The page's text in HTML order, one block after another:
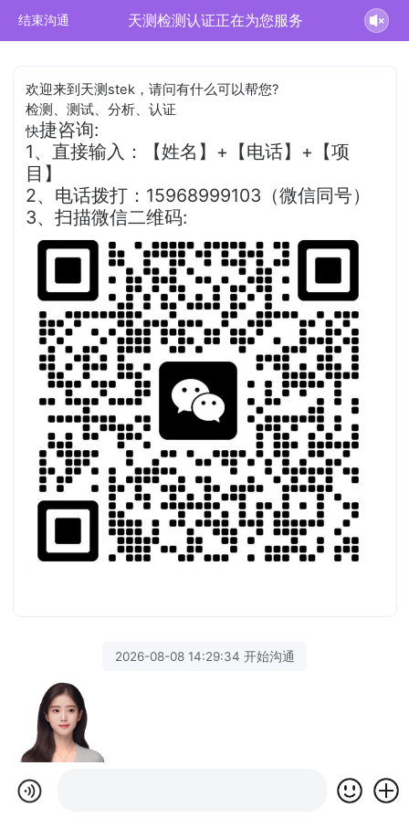
结束沟通 天测检测认证正在为您服务
欢迎来到天测stek，请问有什么可以帮您?
检测、测试、分析、认证
快捷咨询:
1、直接输入：【姓名】+【电话】+【项
目】
2、电话拨打：15968999103（微信同号）
3、扫描微信二维码:
2026-08-08 14:29:34 开始沟通